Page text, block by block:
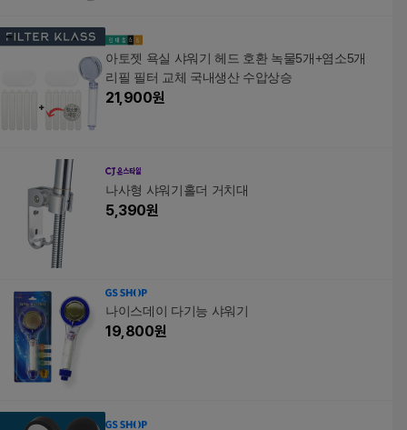
아토젯 욕실 샤워기 헤드 호환 녹물5개+염소5개
리필 필터 교체 국내생산 수압상승
21,900원
나사형 샤워기홀더 거치대
5,390원
나이스데이 다기능 샤워기
19,800원